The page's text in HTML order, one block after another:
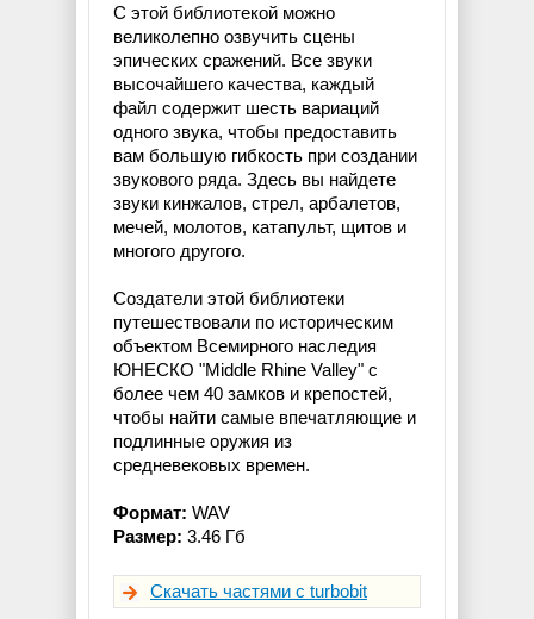
С этой библиотекой можно
великолепно озвучить сцены
эпических сражений. Все звуки
высочайшего качества, каждый
файл содержит шесть вариаций
одного звука, чтобы предоставить
вам большую гибкость при создании
звукового ряда. Здесь вы найдете
звуки кинжалов, стрел, арбалетов,
мечей, молотов, катапульт, щитов и
многого другого.
Создатели этой библиотеки
путешествовали по историческим
объектом Всемирного наследия
ЮНЕСКО "Middle Rhine Valley" с
более чем 40 замков и крепостей,
чтобы найти самые впечатляющие и
подлинные оружия из
средневековых времен.
Формат: WAV
Размер: 3.46 Гб
Скачать частями с turbobit